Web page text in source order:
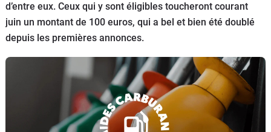
Forum
d’entre eux. Ceux qui y sont éligibles toucheront courant
juin un montant de 100 euros, qui a bel et bien été doublé
depuis les premières annonces.